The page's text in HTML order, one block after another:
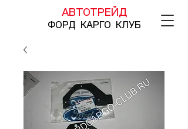
АВТОТРЕЙД
ФОРД КАРГО КЛУБ